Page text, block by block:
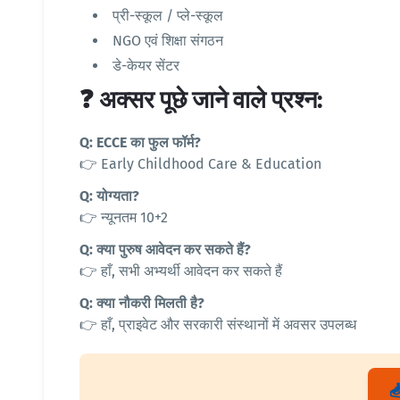
प्री-स्कूल / प्ले-स्कूल
NGO एवं शिक्षा संगठन
डे-केयर सेंटर
❓ अक्सर पूछे जाने वाले प्रश्न:
Q: ECCE का फुल फॉर्म?
👉 Early Childhood Care & Education
Q: योग्यता?
👉 न्यूनतम 10+2
Q: क्या पुरुष आवेदन कर सकते हैं?
👉 हाँ, सभी अभ्यर्थी आवेदन कर सकते हैं
Q: क्या नौकरी मिलती है?
👉 हाँ, प्राइवेट और सरकारी संस्थानों में अवसर उपलब्ध